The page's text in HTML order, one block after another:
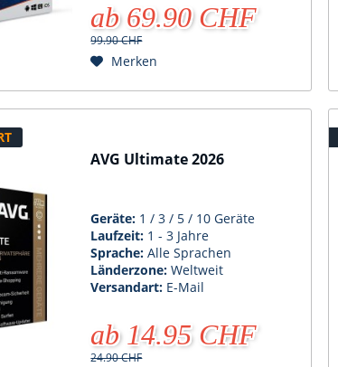
ab 69.90 CHF
99.90 CHF
Merken
AVG Ultimate 2026
Geräte: 1 / 3 / 5 / 10 Geräte
Laufzeit: 1 - 3 Jahre
Sprache:Alle Sprachen
Länderzone:Weltweit
Versandart: E-Mail
ab 14.95 CHF
24.90 CHF